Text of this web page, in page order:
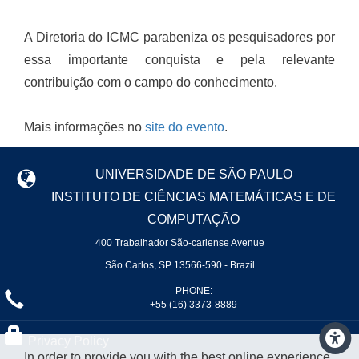
A Diretoria do ICMC parabeniza os pesquisadores por
essa importante conquista e pela relevante
contribuição com o campo do conhecimento.
Mais informações no site do evento.
UNIVERSIDADE DE SÃO PAULO
INSTITUTO DE CIÊNCIAS MATEMÁTICAS E DE
COMPUTAÇÃO
400 Trabalhador São-carlense Avenue
São Carlos, SP 13566-590 - Brazil
PHONE:
+55 (16) 3373-8889